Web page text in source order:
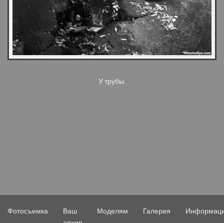
У трубы.
Фотосъемка
Ваш
Моделям Галерея